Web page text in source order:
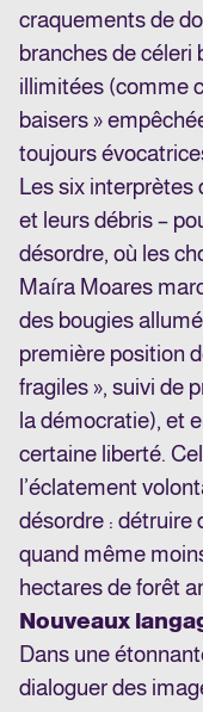
craquements de
branches de céleri
illimitées (comme
baisers »
toujours
Les six interprètes
et leurs débris –
désordre, où les
Maíra Moares
des bougies
première position
fragiles », suivi de
la démocratie), et
certaine liberté.
l’éclatement
désordre : détruire
quand même
hectares de forêt
Nouveaux
Dans une
dialoguer des